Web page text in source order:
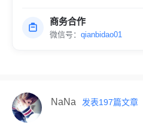
商务合作
微信号： qianbidao01
NaNa 发表197篇文章